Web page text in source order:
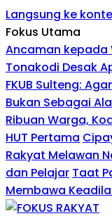
Langsung ke
Fokus Utama
Ancaman kepada
Tonakodi Desak
FKUB Sulteng:
Bukan Sebagai
Ribuan Warga,
HUT Pertama
Rakyat Melawan
dan Pelajar Taat
Membawa